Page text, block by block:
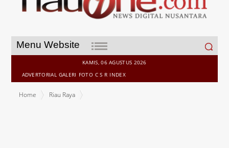
Menu Website
Search
for:
KAMIS, 06 AGUSTUS 2026
ADVERTORIAL GALERI FOTO C S R INDEX
Home
Riau Raya